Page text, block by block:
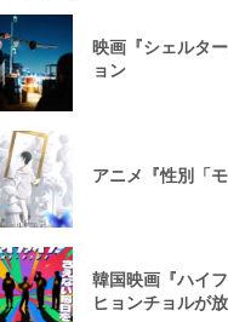
映画『シェルタ
ョン
アニメ『性別「
韓国映画『ハイ
ヒョンチョルが